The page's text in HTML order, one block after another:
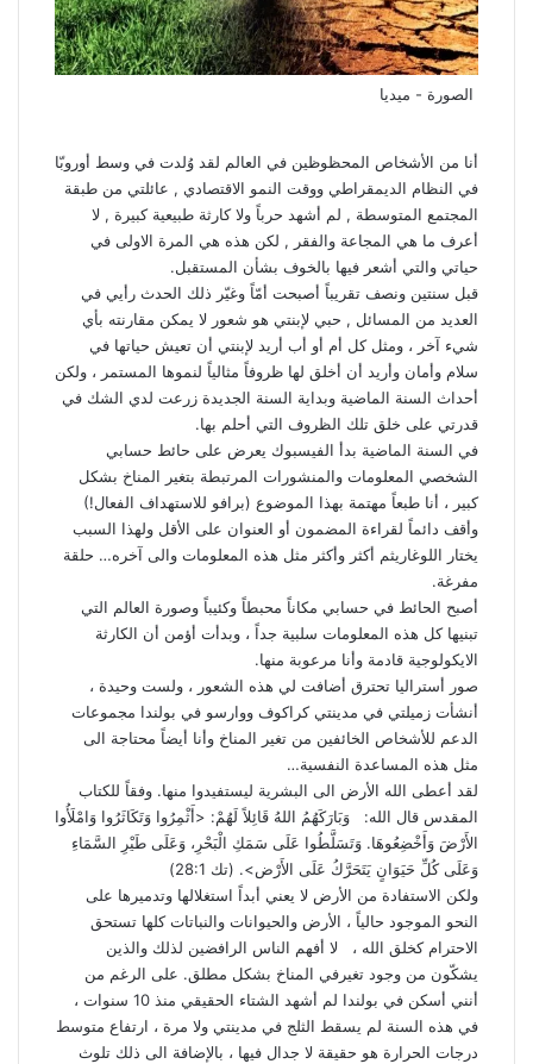
الصورة - ميديا
أنا من الأشخاص المحظوظين في العالم لقد وُلدت في وسط أوروبّا
في النظام الديمقراطي ووقت النمو الاقتصادي , عائلتي من طبقة
المجتمع المتوسطة , لم أشهد حرباً ولا كارثة طبيعية كبيرة , لا
أعرف ما هي المجاعة والفقر , لكن هذه هي المرة الاولى في
حياتي والتي أشعر فيها بالخوف بشأن المستقبل.
قبل سنتين ونصف تقريباً أصبحت أمّاً وغيّر ذلك الحدث رأيي في
العديد من المسائل , حبي لإبنتي هو شعور لا يمكن مقارنته بأي
شيء آخر ، ومثل كل أم أو أب أريد لإبنتي أن تعيش حياتها في
سلام وأمان وأريد أن أخلق لها ظروفاً مثالياً لنموها المستمر ، ولكن
أحداث السنة الماضية وبداية السنة الجديدة زرعت لدي الشك في
قدرتي على خلق تلك الظروف التي أحلم بها.
في السنة الماضية بدأ الفيسبوك يعرض على حائط حسابي
الشخصي المعلومات والمنشورات المرتبطة بتغير المناخ بشكل
كبير ، أنا طبعاً مهتمة بهذا الموضوع (برافو للاستهداف الفعال!)
وأقف دائماً لقراءة المضمون أو العنوان على الأقل ولهذا السبب
يختار اللوغاريثم أكثر وأكثر مثل هذه المعلومات والى آخره… حلقة
مفرغة.
أصبح الحائط في حسابي مكاناً محبطاً وكئيباً وصورة العالم التي
تبنيها كل هذه المعلومات سلبية جداً ، وبدأت أؤمن أن الكارثة
الايكولوجية قادمة وأنا مرعوبة منها.
صور أستراليا تحترق أضافت لي هذه الشعور ، ولست وحيدة ،
أنشأت زميلتي في مدينتي كراكوف ووارسو في بولندا مجموعات
الدعم للأشخاص الخائفين من تغير المناخ وأنا أيضاً محتاجة الى
مثل هذه المساعدة النفسية…
لقد أعطى الله الأرض الى البشرية ليستفيدوا منها. وفقاً للكتاب
المقدس قال الله: وَبَارَكَهُمُ اللهُ قَائِلاً لَهُمْ: <أَثْمِرُوا وَتَكَاثَرُوا وَامْلَأُوا
الأَرْضَ وَأَخْضِعُوهَا. وَتَسَلَّطُوا عَلَى سَمَكِ الْبَحْرِ، وَعَلَى طَيْرِ السَّمَاءِ
وَعَلَى كُلِّ حَيَوَانٍ يَتَحَرَّكُ عَلَى الأَرْض>. (تك 28:1)
ولكن الاستفادة من الأرض لا يعني أبداً استغلالها وتدميرها على
النحو الموجود حالياً ، الأرض والحيوانات والنباتات كلها تستحق
الاحترام كخلق الله ، لا أفهم الناس الرافضين لذلك والذين
يشكّون من وجود تغيرفي المناخ بشكل مطلق. على الرغم من
أنني أسكن في بولندا لم أشهد الشتاء الحقيقي منذ 10 سنوات ،
في هذه السنة لم يسقط الثلج في مدينتي ولا مرة ، ارتفاع متوسط
درجات الحرارة هو حقيقة لا جدال فيها ، بالإضافة الى ذلك تلوث